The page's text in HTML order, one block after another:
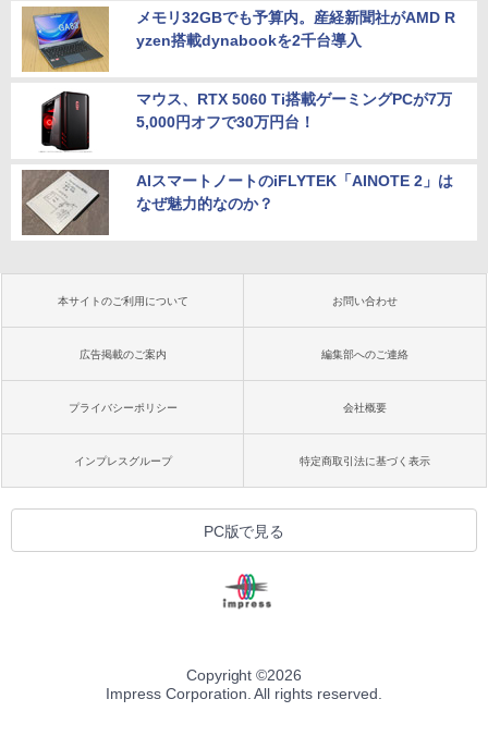
メモリ32GBでも予算内。産経新聞社がAMD R
yzen搭載dynabookを2千台導入
マウス、RTX 5060 Ti搭載ゲーミングPCが7万
5,000円オフで30万円台！
AIスマートノートのiFLYTEK「AINOTE 2」は
なぜ魅力的なのか？
本サイトのご利用について お問い合わせ
広告掲載のご案内 編集部へのご連絡
プライバシーポリシー 会社概要
インプレスグループ 特定商取引法に基づく表示
PC版で見る
Copyright ©2026
Impress Corporation. All rights reserved.